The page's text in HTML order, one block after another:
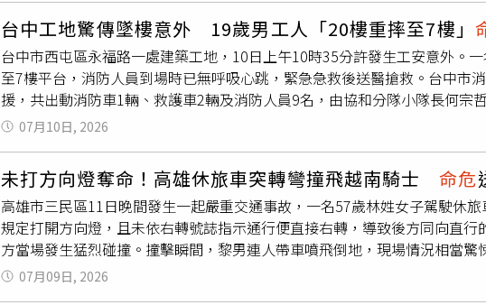
場噴飛倒地，身體多處擦挫傷，左腿嚴重骨折且深可見骨，現場失去生命跡
仍在急救中。警方表示，林女經酒測後並無酒駕情形，但仍涉嫌違反《道路
原因仍有待交通事故鑑定進一步釐清。第二起事故則發生於12日上午8時許
輛白色休旅車與一名騎乘普通重型機車的外送員發生碰撞後，休旅車瞬間失
向路旁排水溝，整輛車幾乎呈90度角插入溝渠，僅剩車尾翹起，現場車體
悚。消防局獲報後立即派遣人車趕往現場救援，61歲林姓男騎士及49歲蔡
療。警方進一步調查發現，蔡女沿中正路三段行駛時，與準備左轉新厝路
測，結果顯示林男並未酒駕，而蔡女酒測值高達0.44毫克，已明顯超過法定
署偵辦。
台中工地驚傳墜樓意外 19歲男工人「20樓重摔至7樓」
台中市西屯區永福路一處建築工地，10日上午10時35分許發生工安意外。
至7樓平台，消防人員到場時已無呼吸心跳，緊急急救後送醫搶救。台中市
援，共出動消防車1輛、救護車2輛及消防人員9名，由協和分隊小隊長何宗
臥於7樓平台，隨即施以急救處置，並迅速將傷者送往中港澄清醫院搶救。
07月10日, 2026
未打方向燈奪命！高雄休旅車突轉彎撞飛越南騎士命危
高雄市三民區11日晚間發生一起嚴重交通事故，一名57歲林姓女子駕駛休
規定打開方向燈，且未依右轉號誌指示通行便直接右轉，導致後方同向直
方當場發生猛烈碰撞。撞擊瞬間，黎男連人帶車噴飛倒地，現場情況相當
護人員獲報後火速趕抵現場，發現黎男全身多處擦挫傷，左腿嚴重骨折，
第一時間進行緊急處置，隨後將他送往醫院搶救，截至目前仍持續急救中
07月09日, 2026